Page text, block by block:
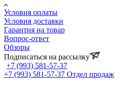
Условия оплаты
Условия доставки
Гарантия на товар
Вопрос-ответ
Обзоры
Подписаться на рассылку
+7 (993) 581-57-37
+7 (993) 581-57-37 Отдел продаж